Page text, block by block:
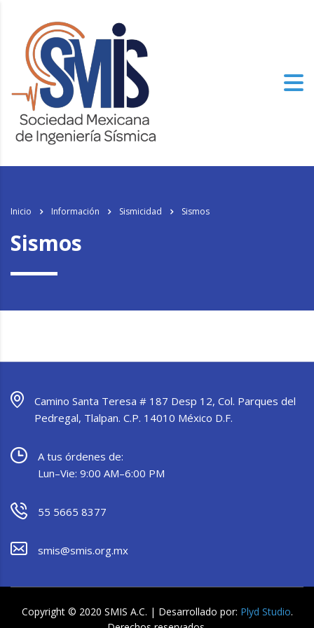
Inicio Información Sismicidad Sismos
Sismos
Camino Santa Teresa # 187 Desp 12, Col. Parques del
Pedregal, Tlalpan. C.P. 14010 México D.F.
A tus órdenes de:
Lun–Vie: 9:00 AM–6:00 PM
55 5665 8377
smis@smis.org.mx
Copyright © 2020 SMIS A.C. | Desarrollado por: Plyd Studio.